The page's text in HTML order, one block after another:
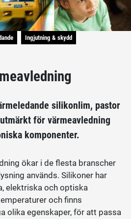
Ingjutning & skydd
silikonlim, pastor
för värmeavledning
komponenter.
ökar i de flesta branscher
används. Silikoner har
elektriska och optiska
och finns
olika egenskaper, för att passa